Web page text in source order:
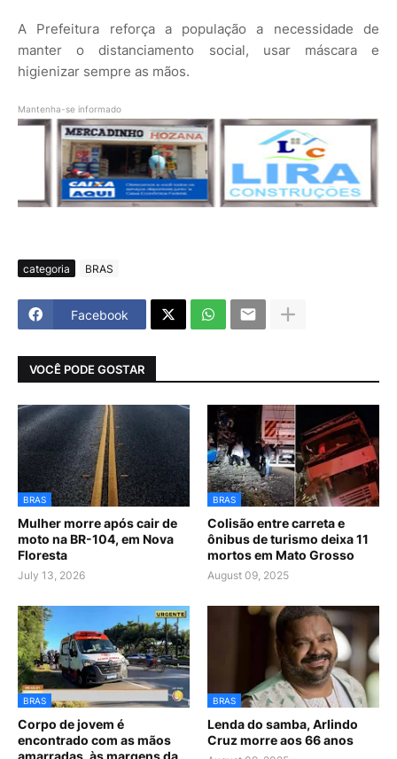
A Prefeitura reforça a população a necessidade de
manter o distanciamento social, usar máscara e
higienizar sempre as mãos.
Mantenha-se informado
categoria BRAS
Facebook
VOCÊ PODE GOSTAR
BRAS
Mulher morre após cair de
moto na BR-104, em Nova
Floresta
July 13, 2026
BRAS
Colisão entre carreta e
ônibus de turismo deixa 11
mortos em Mato Grosso
August 09, 2025
BRAS
Corpo de jovem é
encontrado com as mãos
BRAS
Lenda do samba, Arlindo
Cruz morre aos 66 anos